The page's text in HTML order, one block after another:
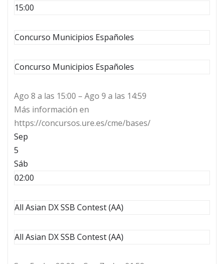
15:00
Concurso Municipios Españoles
Concurso Municipios Españoles
Ago 8 a las 15:00 – Ago 9 a las 14:59
Más información en
https://concursos.ure.es/cme/bases/
Sep
5
Sáb
02:00
All Asian DX SSB Contest (AA)
All Asian DX SSB Contest (AA)